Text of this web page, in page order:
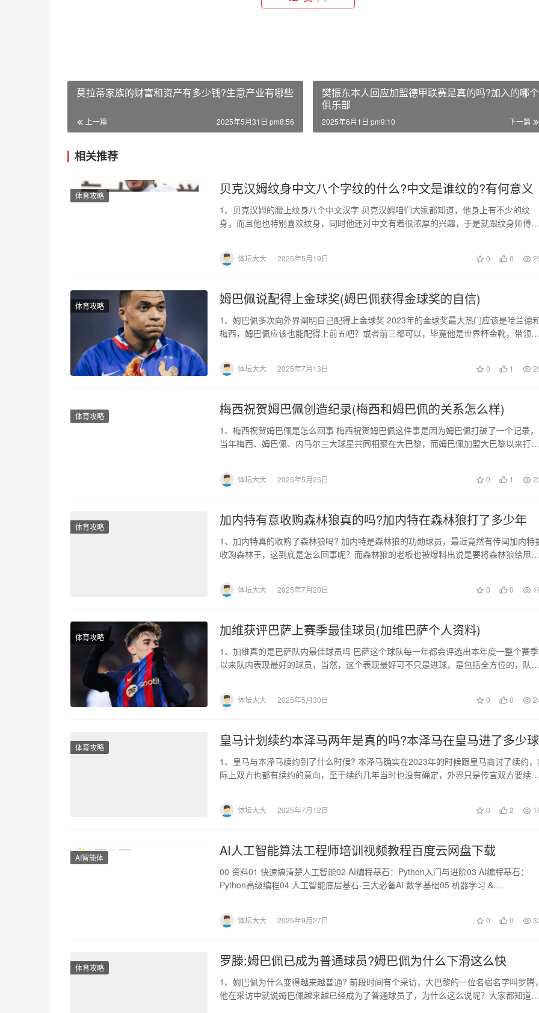
莫拉蒂家族的财富和资产有多少钱?生意产业有哪些
上一篇 2025年5月31日 pm8:56
樊振东本人回应加盟德甲联赛是真的吗?加入的哪个
俱乐部
下一篇
2025年6月1日 pm9:10
相关推荐
体育攻略 贝克汉姆纹身中文八个字纹的什么?中文是谁纹的?有何意义
1、贝克汉姆的腰上纹身八个中文汉字 贝克汉姆咱们大家都知道，他身上有不少的纹
身，而且他也特别喜欢纹身，同时他还对中文有着很浓厚的兴趣，于是就跟纹身师傅探
体坛大大 2025年5月19日 0 0
体育攻略 姆巴佩说配得上金球奖(姆巴佩获得金球奖的自信)
1、姆巴佩多次向外界阐明自己配得上金球奖 2023年的金球奖最大热门应该是哈兰德
梅西，姆巴佩应该也能配得上前五吧？或者前三都可以，毕竟他是世界杯金靴，带领法
体坛大大 2025年7月13日 0 1
体育攻略 梅西祝贺姆巴佩创造纪录(梅西和姆巴佩的关系怎么样)
1、梅西祝贺姆巴佩是怎么回事 梅西祝贺姆巴佩这件事是因为姆巴佩打破了一个记录，
当年梅西、姆巴佩、内马尔三大球星共同相聚在大巴黎，而姆巴佩加盟大巴黎以来打进
体坛大大 2025年5月25日 0 1
体育攻略 加内特有意收购森林狼真的吗?加内特在森林狼打了多少年
1、加内特真的收购了森林狼吗? 加内特是森林狼的功勋球员，最近竟然有传闻加内特
收购森林王，这到底是怎么回事呢？而森林狼的老板也被爆料出说是要将森林狼给甩
体坛大大 2025年7月20日 0 0
体育攻略 加维获评巴萨上赛季最佳球员(加维巴萨个人资料)
1、加维真的是巴萨队内最佳球员吗 巴萨这个球队每一年都会评选出本年度一整个赛季
以来队内表现最好的球员，当然，这个表现最好可不只是进球，是包括全方位的，队内
体坛大大 2025年5月30日 0 0
体育攻略 皇马计划续约本泽马两年是真的吗?本泽马在皇马进了多少球
1、皇马与本泽马续约到了什么时候? 本泽马确实在2023年的时候跟皇马商讨了续约，
际上双方也都有续约的意向，至于续约几年当时也没有确定，外界只是传言双方要续约
体坛大大 2025年7月12日 0 2
AI智能体 AI人工智能算法工程师培训视频教程百度云网盘下载
00 资料01 快速搞清楚人工智能02 AI编程基石：Python入门与进阶03 AI编程基石：
Python高级编程04 人工智能底层基石-三大必备AI 数学基础05 机器学习 &…
体坛大大 2025年9月27日 0 0
体育攻略 罗滕:姆巴佩已成为普通球员?姆巴佩为什么下滑这么快
1、姆巴佩为什么变得越来越普通? 前段时间有个采访，大巴黎的一位名宿名字叫罗腾，
他在采访中就说姆巴佩越来越已经成为了普通球员了，为什么这么说呢？大家都知道，